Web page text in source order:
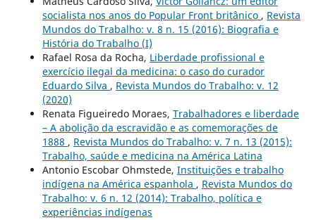
socialista nos anos do Popular Front britânico , Revista
Mundos do Trabalho: v. 8 n. 15 (2016): Biografia e
História do Trabalho (I)
Rafael Rosa da Rocha, Liberdade profissional e
exercício ilegal da medicina: o caso do curador
Eduardo Silva , Revista Mundos do Trabalho: v. 12
(2020)
Renata Figueiredo Moraes, Trabalhadores e liberdade
– A abolição da escravidão e as comemorações de
1888 , Revista Mundos do Trabalho: v. 7 n. 13 (2015):
Trabalho, saúde e medicina na América Latina
Antonio Escobar Ohmstede, Instituições e trabalho
indígena na América espanhola , Revista Mundos do
Trabalho: v. 6 n. 12 (2014): Trabalho, política e
experiências indígenas